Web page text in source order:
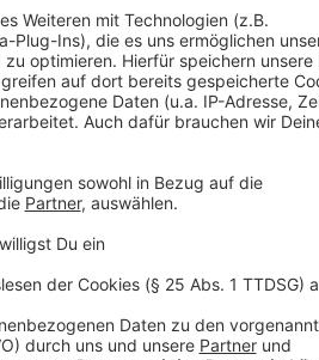
Aprikosen
ihr das Essen zu